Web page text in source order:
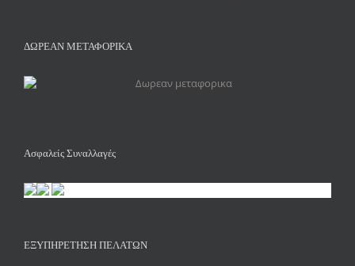
ΔΩΡΕΑΝ ΜΕΤΑΦΟΡΙΚΑ
Ασφαλείς Συναλλαγές
ΕΞΥΠΗΡΕΤΗΣΗ ΠΕΛΑΤΩΝ